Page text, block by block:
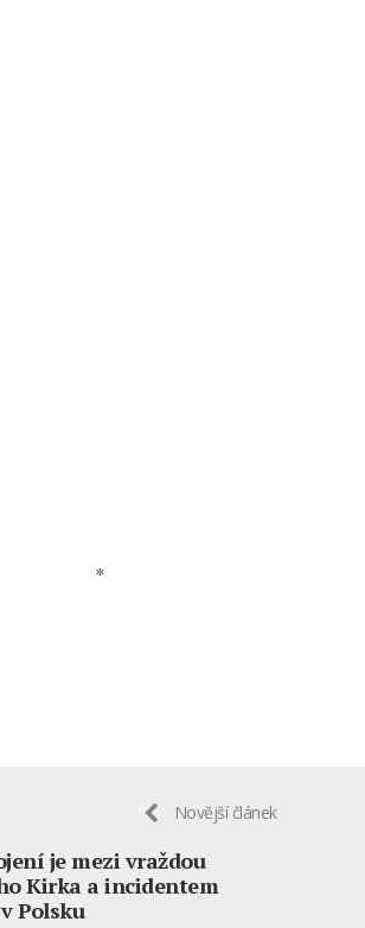
*
Novější článek
je mezi vraždou
Kirka a incidentem
Polsku